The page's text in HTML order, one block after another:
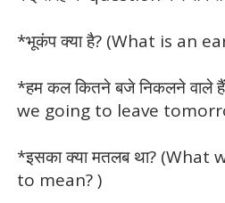
*भूकंप क्या है? (What is an
*हम कल कितने बजे निकलने
we going to leave
*इसका क्या मतलब था?
to mean? )